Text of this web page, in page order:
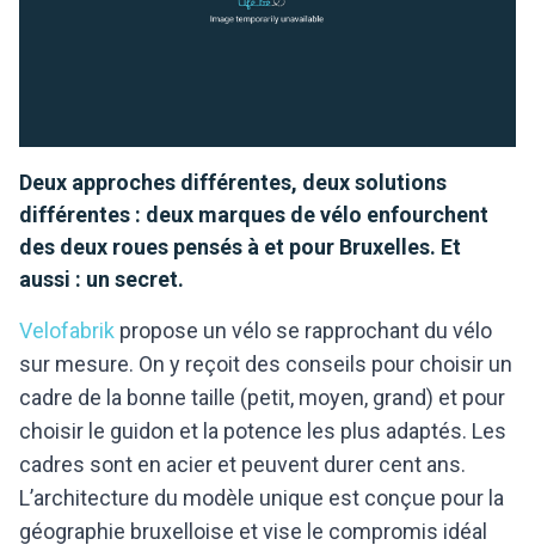
Deux approches différentes, deux solutions
différentes : deux marques de vélo enfourchent
des deux roues pensés à et pour Bruxelles. Et
aussi : un secret.
Velofabrik propose un vélo se rapprochant du vélo
sur mesure. On y reçoit des conseils pour choisir un
cadre de la bonne taille (petit, moyen, grand) et pour
choisir le guidon et la potence les plus adaptés. Les
cadres sont en acier et peuvent durer cent ans.
L’architecture du modèle unique est conçue pour la
géographie bruxelloise et vise le compromis idéal